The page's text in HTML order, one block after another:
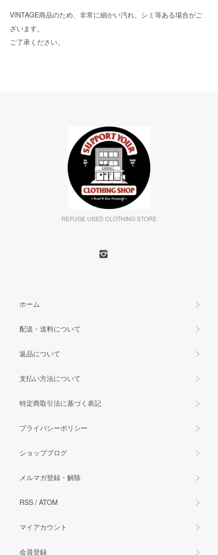
VINTAGE商品のため、非常に細かい汚れ、シミ等ある場合がご
ざいます。
ご了承ください。
REFUGE USED CLOTHING STORE
ホーム
配送・送料について
返品について
支払い方法について
特定商取引法に基づく表記
プライバシーポリシー
ショップブログ
メルマガ登録・解除
RSS / ATOM
マイアカウント
会員登録